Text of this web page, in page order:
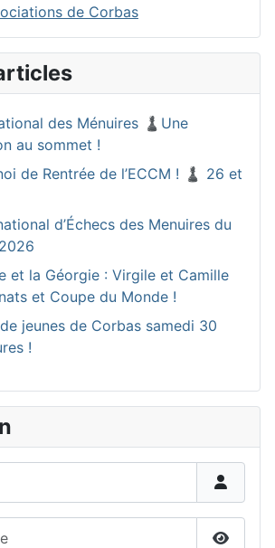
de Corbas
des Ménuires ♟️Une
au sommet !
de Rentrée de l’ECCM ! ♟️ 26 et
d’Échecs des Menuires du
et la Géorgie : Virgile et Camille
et Coupe du Monde !
jeunes de Corbas samedi 30
!